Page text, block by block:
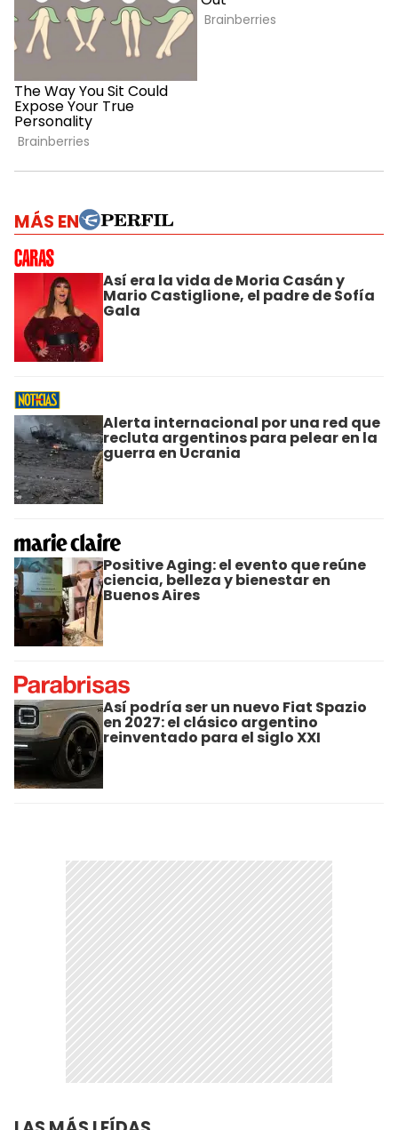
MÁS EN
Así era la vida de Moria Casán y
Mario Castiglione, el padre de Sofía
Gala
Alerta internacional por una red que
recluta argentinos para pelear en la
guerra en Ucrania
Positive Aging: el evento que reúne
ciencia, belleza y bienestar en
Buenos Aires
Así podría ser un nuevo Fiat Spazio
en 2027: el clásico argentino
reinventado para el siglo XXI